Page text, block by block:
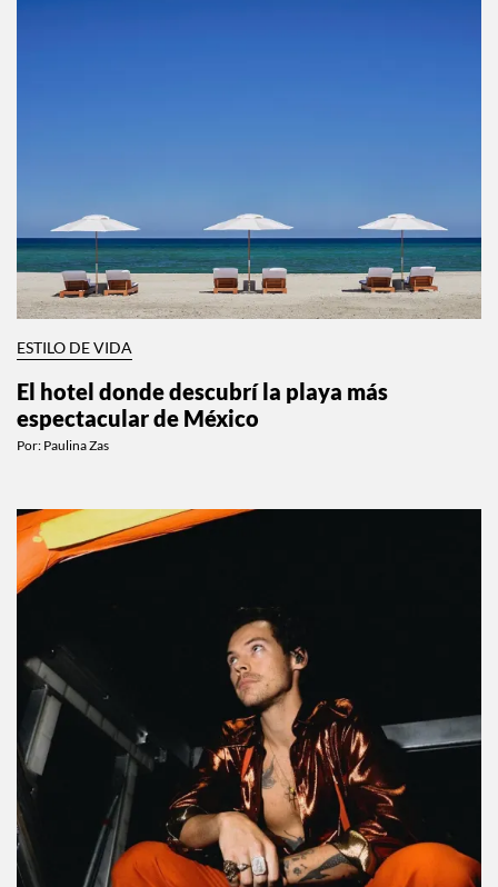
ESTILO DE VIDA
El hotel donde descubrí la playa más
espectacular de México
Por: Paulina Zas